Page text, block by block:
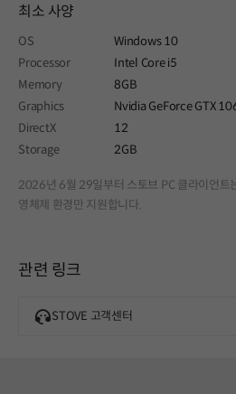
최소 사양
OS
Windows 10
Processor
Intel Core i5
Memory
8GB
Graphics
Nvidia GeForce GTX
DirectX
12
Storage
2GB
2026년 6월 29일부터 스토브 PC 클라이언
영체제 환경만 지원합니다.
관련 링크
STOVE 고객센터